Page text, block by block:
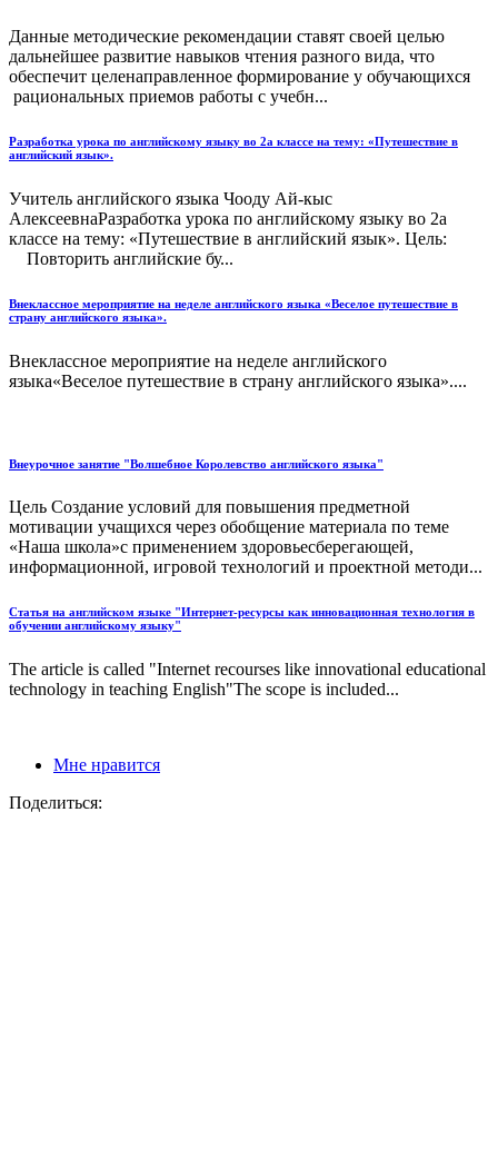
Данные методические рекомендации ставят своей целью
дальнейшее развитие навыков чтения разного вида, что
обеспечит целенаправленное формирование у обучающихся
рациональных приемов работы с учебн...
Разработка урока по английскому языку во 2а классе на тему: «Путешествие в
английский язык».
Учитель английского языка Чооду Ай-кыс
АлексеевнаРазработка урока по английскому языку во 2а
классе на тему: «Путешествие в английский язык». Цель:
Повторить английские бу...
Внеклассное мероприятие на неделе английского языка «Веселое путешествие в
страну английского языка».
Внеклассное мероприятие на неделе английского
языка«Веселое путешествие в страну английского языка»....
Внеурочное занятие "Волшебное Королевство английского языка"
Цель Создание условий для повышения предметной
мотивации учащихся через обобщение материала по теме
«Наша школа»с применением здоровьесберегающей,
информационной, игровой технологий и проектной методи...
Статья на английском языке "Интернет-ресурсы как инновационная технология в
обучении английскому языку"
The article is called "Internet recourses like innovational educational
technology in teaching English"The scope is included...
Мне нравится
Поделиться: